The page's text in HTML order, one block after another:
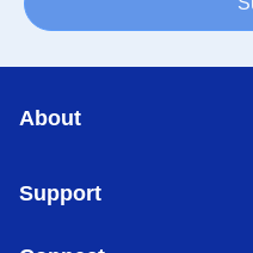
About
Support